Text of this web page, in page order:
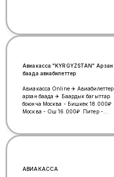
Авиакасса "KYRGYZSTAN" Арзан
баада авиабилеттер
Авиакасса Online ✈️ Авиабилеттер
арзан баада ✈️ Баардык багыттар
боюнча Москва - Бишкек 18.000₽
Москва - Ош 16.000₽ Питер -
14.000₽ Екатеринбург - Бишкек
АВИАКАССА